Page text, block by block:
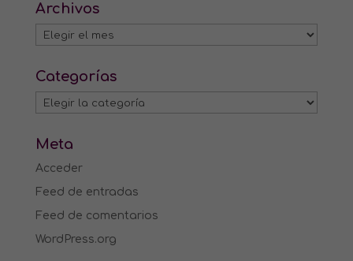
Archivos
Archivos
Categorías
Categorías
Meta
Acceder
Feed de entradas
Feed de comentarios
WordPress.org